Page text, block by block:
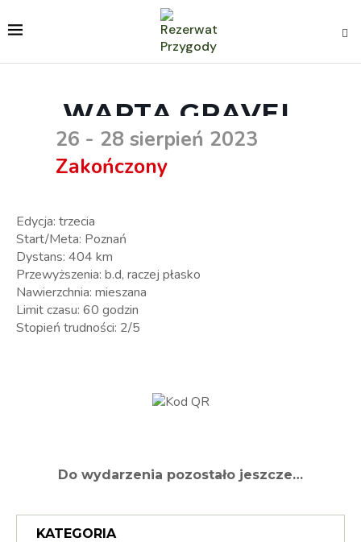
WARTA GRAVEL
26 - 28 sierpień 2023
Zakończony
Edycja: trzecia
Start/Meta: Poznań
Dystans: 404 km
Przewyższenia: b.d, raczej płasko
Nawierzchnia: mieszana
Limit czasu: 60 godzin
Stopień trudności: 2/5
Do wydarzenia pozostało jeszcze…
KATEGORIA